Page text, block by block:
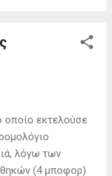
» η οποία έχει
των
Κέρκυρας ΑΕ»
του τα λιμάνια
εκτελούσε
λόγω των
(4 μποφορ)